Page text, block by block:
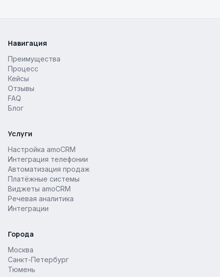
Навигация
Преимущества
Процесс
Кейсы
Отзывы
FAQ
Блог
Услуги
Настройка amoCRM
Интеграция телефонии
Автоматизация продаж
Платёжные системы
Виджеты amoCRM
Речевая аналитика
Интеграции
Города
Москва
Санкт-Петербург
Тюмень